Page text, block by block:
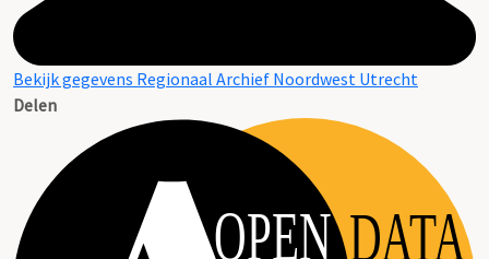
Bekijk gegevens Regionaal Archief Noordwest Utrecht
Delen
OPEN DATA